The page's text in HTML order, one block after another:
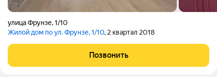
улица Фрунзе,1/10
Жилой дом по ул. Фрунзе, 1/10, 2 квартал 2018
Позвонить